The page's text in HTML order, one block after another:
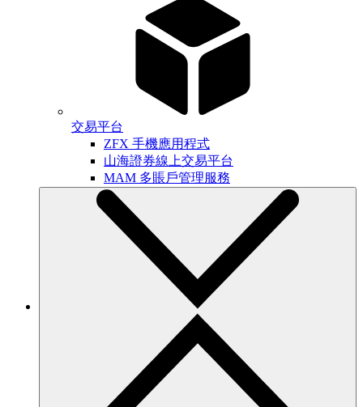
交易平台
ZFX 手機應用程式
山海證券線上交易平台
MAM 多賬戶管理服務